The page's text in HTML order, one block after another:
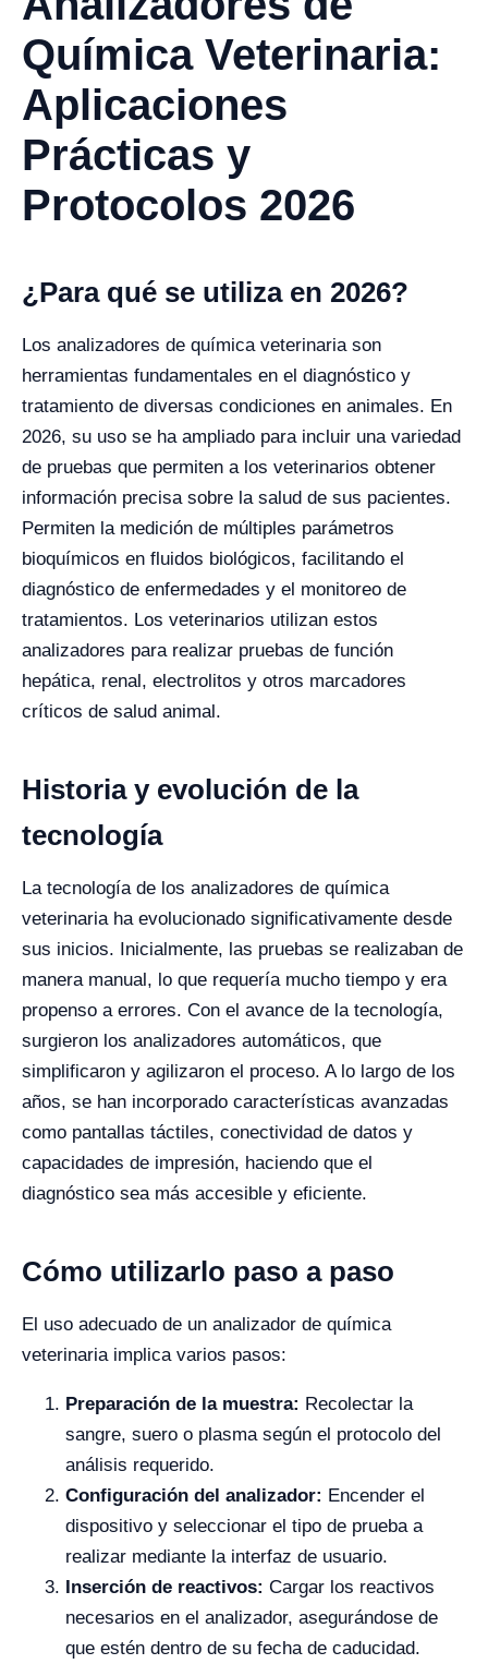
Química Veterinaria:
Aplicaciones
Prácticas y
Protocolos 2026
¿Para qué se utiliza en 2026?
Los analizadores de química veterinaria son
herramientas fundamentales en el diagnóstico y
tratamiento de diversas condiciones en animales. En
2026, su uso se ha ampliado para incluir una variedad
de pruebas que permiten a los veterinarios obtener
información precisa sobre la salud de sus pacientes.
Permiten la medición de múltiples parámetros
bioquímicos en fluidos biológicos, facilitando el
diagnóstico de enfermedades y el monitoreo de
tratamientos. Los veterinarios utilizan estos
analizadores para realizar pruebas de función
hepática, renal, electrolitos y otros marcadores
críticos de salud animal.
Historia y evolución de la
tecnología
La tecnología de los analizadores de química
veterinaria ha evolucionado significativamente desde
sus inicios. Inicialmente, las pruebas se realizaban de
manera manual, lo que requería mucho tiempo y era
propenso a errores. Con el avance de la tecnología,
surgieron los analizadores automáticos, que
simplificaron y agilizaron el proceso. A lo largo de los
años, se han incorporado características avanzadas
como pantallas táctiles, conectividad de datos y
capacidades de impresión, haciendo que el
diagnóstico sea más accesible y eficiente.
Cómo utilizarlo paso a paso
El uso adecuado de un analizador de química
veterinaria implica varios pasos:
Preparación de la muestra: Recolectar la
sangre, suero o plasma según el protocolo del
análisis requerido.
Configuración del analizador: Encender el
dispositivo y seleccionar el tipo de prueba a
realizar mediante la interfaz de usuario.
Inserción de reactivos: Cargar los reactivos
necesarios en el analizador, asegurándose de
que estén dentro de su fecha de caducidad.